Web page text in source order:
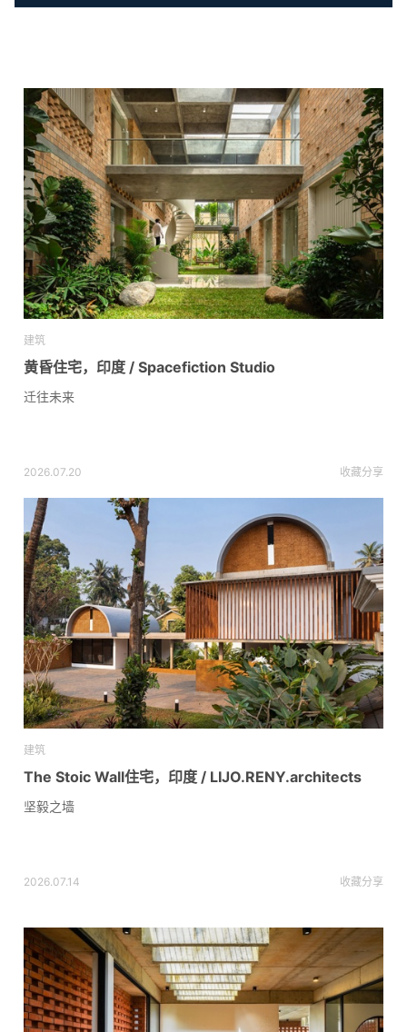
建筑
黄昏住宅，印度 / Spacefiction Studio
迁往未来
2026.07.20 收藏分享
建筑
The Stoic Wall住宅，印度 / LIJO.RENY.architects
坚毅之墙
2026.07.14 收藏分享